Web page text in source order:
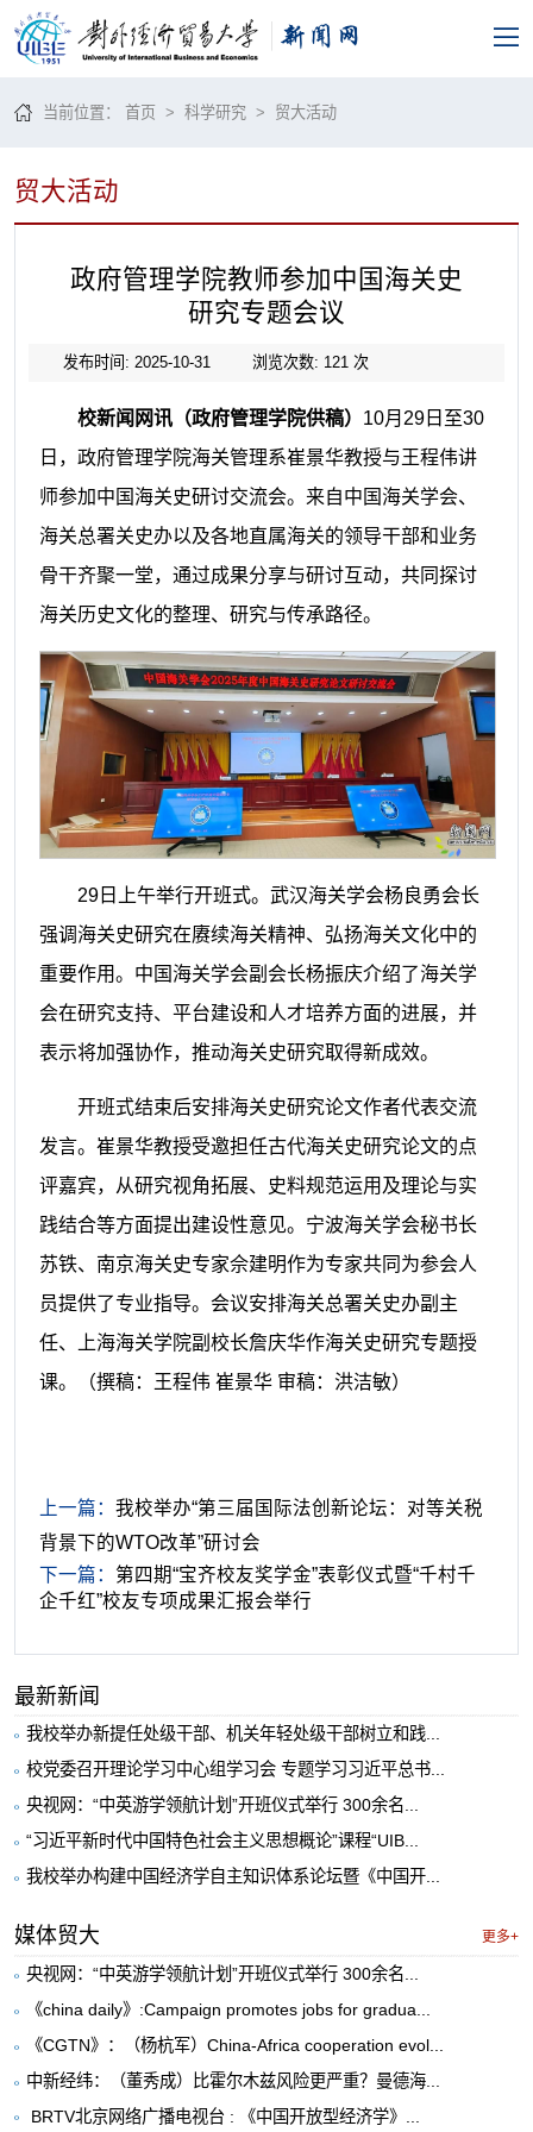
当前位置：首页 >科学研究 > 贸大活动
贸大活动
政府管理学院教师参加中国海关史
研究专题会议
发布时间: 2025-10-31 浏览次数: 121 次
校新闻网讯（政府管理学院供稿） 10月29日至30
日，政府管理学院海关管理系崔景华教授与王程伟讲
师参加中国海关史研讨交流会。来自中国海关学会、
海关总署关史办以及各地直属海关的领导干部和业务
骨干齐聚一堂，通过成果分享与研讨互动，共同探讨
海关历史文化的整理、研究与传承路径。
29日上午举行开班式。武汉海关学会杨良勇会长
强调海关史研究在赓续海关精神、弘扬海关文化中的
重要作用。中国海关学会副会长杨振庆介绍了海关学
会在研究支持、平台建设和人才培养方面的进展，并
表示将加强协作，推动海关史研究取得新成效。
开班式结束后安排海关史研究论文作者代表交流
发言。崔景华教授受邀担任古代海关史研究论文的点
评嘉宾，从研究视角拓展、史料规范运用及理论与实
践结合等方面提出建设性意见。宁波海关学会秘书长
苏铁、南京海关史专家佘建明作为专家共同为参会人
员提供了专业指导。会议安排海关总署关史办副主
任、上海海关学院副校长詹庆华作海关史研究专题授
课。
（撰稿：王程伟 崔景华 审稿：洪洁敏）
上一篇： 我校举办“第三届国际法创新论坛：对等关税
背景下的WTO改革”研讨会
下一篇： 第四期“宝齐校友奖学金”表彰仪式暨“千村千
企千红”校友专项成果汇报会举行
最新新闻
我校举办新提任处级干部、机关年轻处级干部树立和践...
校党委召开理论学习中心组学习会 专题学习习近平总书...
央视网：“中英游学领航计划”开班仪式举行 300余名...
“习近平新时代中国特色社会主义思想概论”课程“UIB...
我校举办构建中国经济学自主知识体系论坛暨《中国开...
媒体贸大 更多+
央视网：“中英游学领航计划”开班仪式举行 300余名...
《china daily》:Campaign promotes jobs for gradua...
《CGTN》：（杨杭军）China-Africa cooperation evol...
中新经纬：（董秀成）比霍尔木兹风险更严重？曼德海...
​ BRTV北京网络广播电视台 : 《中国开放型经济学》...